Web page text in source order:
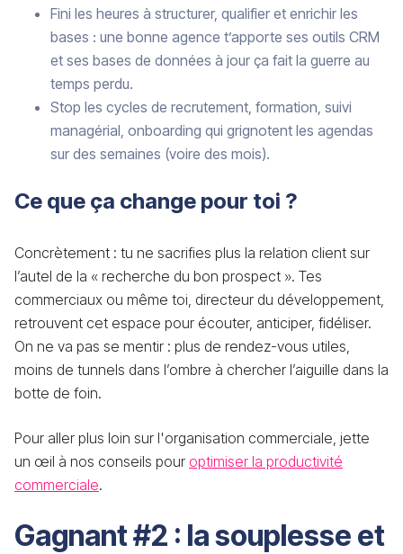
Fini les heures à structurer, qualifier et enrichir les
bases : une bonne agence t’apporte ses outils CRM
et ses bases de données à jour ça fait la guerre au
temps perdu.
Stop les cycles de recrutement, formation, suivi
managérial, onboarding qui grignotent les agendas
sur des semaines (voire des mois).
Ce que ça change pour toi ?
Concrètement : tu ne sacrifies plus la relation client sur
l’autel de la « recherche du bon prospect ». Tes
commerciaux ou même toi, directeur du développement,
retrouvent cet espace pour écouter, anticiper, fidéliser.
On ne va pas se mentir : plus de rendez-vous utiles,
moins de tunnels dans l’ombre à chercher l’aiguille dans la
botte de foin.
Pour aller plus loin sur l'organisation commerciale, jette
un œil à nos conseils pour optimiser la productivité
commerciale.
Gagnant #2 : la souplesse et